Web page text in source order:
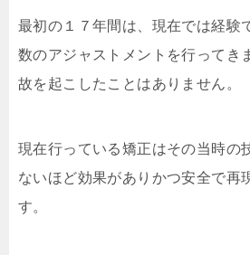
最初の１７年間は、現在では経験
数のアジャストメントを行ってき
故を起こしたことはありません。
現在行っている矯正はその当時の
ないほど効果がありかつ安全で再
す。